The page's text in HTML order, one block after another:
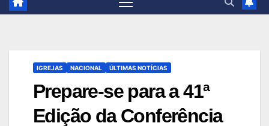
IGREJAS NACIONAL ÚLTIMAS NOTÍCIAS
Prepare-se para a 41ª
Edição da Conferência